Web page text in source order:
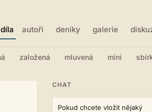
díla autoři deníky galerie
založená mluvená mini
CHAT
Pokud chcete vložit nějaký